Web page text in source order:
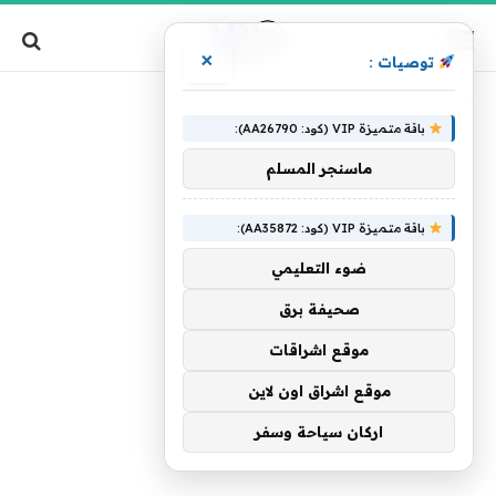
توصيات : ×
باقة متميزة VIP (كود: AA26790):
ماسنجر المسلم
باقة متميزة VIP (كود: AA35872):
ضوء التعليمي
صحيفة برق
موقع اشراقات
موقع اشراق اون لاين
اركان سياحة وسفر